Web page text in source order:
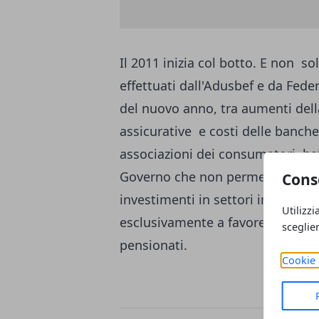
Cookie
Il 2011 inizia col botto. E non
effettuati dall'Adusbef e da
del nuovo anno, tra aumenti
assicurative e costi delle
associazioni dei consumatori,
Governo che non permettono
investimenti in settori innovativi,
esclusivamente a favore delle
pensionati.